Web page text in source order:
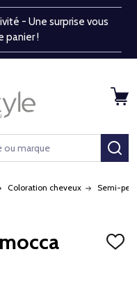
- Une surprise vous
panier !
Coloration cheveux Semi-